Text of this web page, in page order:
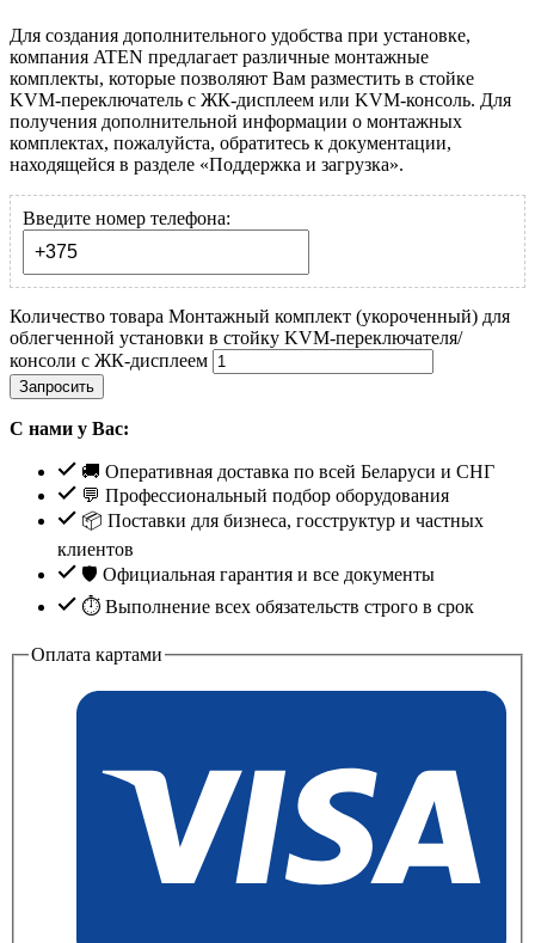
Для создания дополнительного удобства при установке,
компания ATEN предлагает различные монтажные
комплекты, которые позволяют Вам разместить в стойке
KVM-переключатель с ЖК-дисплеем или KVM-консоль. Для
получения дополнительной информации о монтажных
комплектах, пожалуйста, обратитесь к документации,
находящейся в разделе «Поддержка и загрузка».
Введите номер телефона:
Количество товара Монтажный комплект (укороченный) для
облегченной установки в стойку KVM-переключателя/
консоли с ЖК-дисплеем
Запросить
С нами у Вас:
🚚 Оперативная доставка по всей Беларуси и СНГ
💬 Профессиональный подбор оборудования
📦 Поставки для бизнеса, госструктур и частных
клиентов
🛡️ Официальная гарантия и все документы
⏱ Выполнение всех обязательств строго в срок
Оплата картами